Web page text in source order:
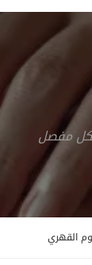
مفصل
القهري